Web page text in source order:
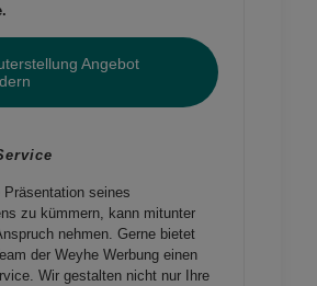
Angebot
seines
zu kümmern, kann mitunter
nehmen. Gerne bietet
derWeyhe Werbung einen
Wir gestalten nicht nur Ihre